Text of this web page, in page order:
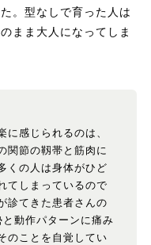
。型なしで育った人は
まま大人になってしま
に感じられるのは、
関節の靱帯と筋肉に
くの人は身体がひど
てしまっているので
診てきた患者さんの
動作パターンに痛み
のことを自覚してい